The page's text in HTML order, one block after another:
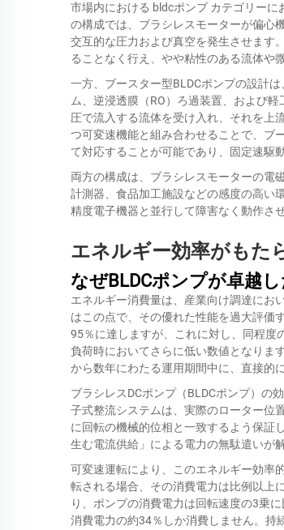
市場内における bldcポンプカテゴリーに
の構成では、ブラシレスモーターが偏心
交互的な圧力および真空を発生させます
ることなく行え、やや粘性のある流体や
一方、ブースター型BLDCポンプの設計
ム、逆浸透膜（RO）ろ過装置、および
圧で流入する流体を受け入れ、それを上
つ可変速機能と組み合わせることで、ブ
て対応することが可能であり、固定速駆
両方の構成は、ブラシレスモーターの電
計測器、食品加工施設などの感度の高い
精度電子機器と並行して障害なく動作さ
エネルギー効率がもた
なぜBLDCポンプが卓越
エネルギー消費量は、産業向け調達にお
はこの点で、その優れた性能を過大評価
95％に達しますが、これに対し、同程度
負荷時においてさらに低い数値となりま
から数年にわたる運用期間中に、直接的
ブラシレスDCポンプ（BLDCポンプ）の
子式整流システムは、実際のローター位
に回転の機械的位相と一致するよう保証
生む電流供給」による電力の無駄遣いが
可変速運転により、このエネルギー効率
転される場合、その消費電力は比例以上
り、ポンプの消費電力は回転速度の3乗
消費電力の約34％しか消費しません。持